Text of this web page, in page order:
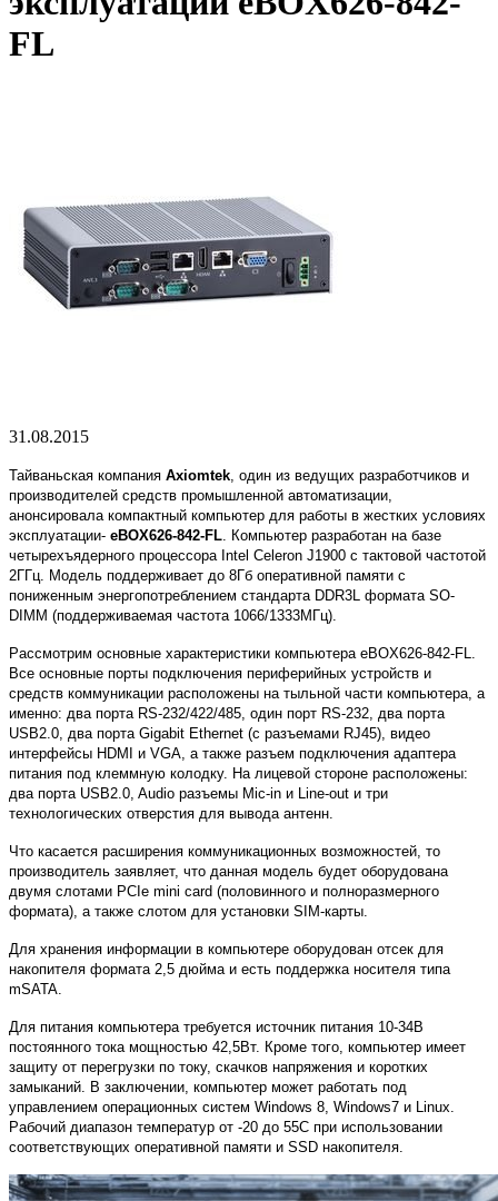
FL
31.08.2015
Тайваньская компания Axiomtek , один из ведущих разработчиков и
производителей средств промышленной автоматизации,
анонсировала компактный компьютер для работы в жестких условиях
эксплуатации- eBOX626-842-FL . Компьютер разработан на базе
четырехъядерного процессора Intel Celeron J1900 с тактовой частотой
2ГГц. Модель поддерживает до 8Гб оперативной памяти с
пониженным энергопотреблением стандарта DDR3L формата SO-
DIMM (поддерживаемая частота 1066/1333МГц).
Рассмотрим основные характеристики компьютера eBOX626-842-FL.
Все основные порты подключения периферийных устройств и
средств коммуникации расположены на тыльной части компьютера, а
именно: два порта RS-232/422/485, один порт RS-232, два порта
USB2.0, два порта Gigabit Ethernet (с разъемами RJ45), видео
интерфейсы HDMI и VGA, а также разъем подключения адаптера
питания под клеммную колодку. На лицевой стороне расположены:
два порта USB2.0, Audio разъемы Mic-in и Line-out и три
технологических отверстия для вывода антенн.
Что касается расширения коммуникационных возможностей, то
производитель заявляет, что данная модель будет оборудована
двумя слотами PCIe mini card (половинного и полноразмерного
формата), а также слотом для установки SIM-карты.
Для хранения информации в компьютере оборудован отсек для
накопителя формата 2,5 дюйма и есть поддержка носителя типа
mSATA.
Для питания компьютера требуется источник питания 10-34В
постоянного тока мощностью 42,5Вт. Кроме того, компьютер имеет
защиту от перегрузки по току, скачков напряжения и коротких
замыканий. В заключении, компьютер может работать под
управлением операционных систем Windows 8, Windows7 и Linux.
Рабочий диапазон температур от -20 до 55С при использовании
соответствующих оперативной памяти и SSD накопителя.